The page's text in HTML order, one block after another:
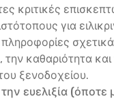
κριτικές
για
καθαριότητα και
ξενοδοχείου.
ευελιξία (όποτε